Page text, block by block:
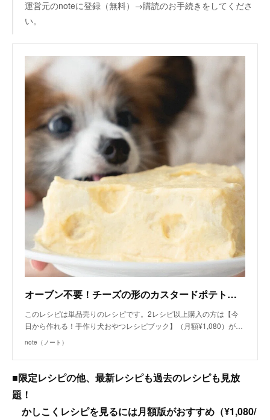
運営元のnoteに登録（無料）→購読のお手続きをしてくださ
い。
オーブン不要！チーズの形のカスタードポテトケーキ（手作り犬おやつレシピ）/単品購入｜いちかわあやこ（犬ごはん先生）｜note
このレシピは単品売りのレシピです。2レシピ以上購入の方は【今
日から作れる！手作り犬おやつレシピブック】（月額¥1,080）が…
note（ノート）
■限定レシピの他、最新レシピも過去のレシピも見放
題！
かしこくレシピを見るには月額版がおすすめ（¥1,080/